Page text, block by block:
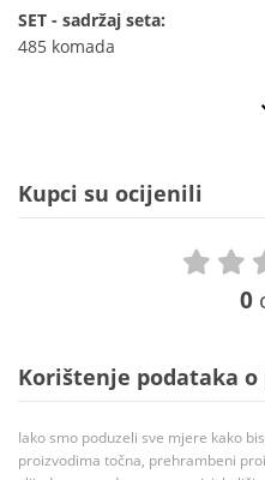
SET - sadržaj seta:
485 komada
Kupci su ocijenili
0
Korištenje podataka o
Iako smo poduzeli sve mjere kako
proizvodima točna, prehrambeni